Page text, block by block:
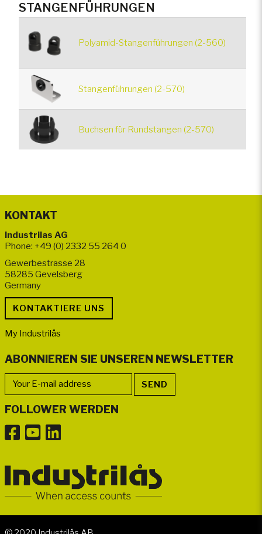
STANGENFÜHRUNGEN
Polyamid-Stangenführungen (2-560)
Stangenführungen (2-570)
Buchsen für Rundstangen (2-570)
KONTAKT
Industrilas AG
Phone: +49 (0) 2332 55 264 0
Gewerbestrasse 28
58285 Gevelsberg
Germany
My Industrilås
ABONNIEREN SIE UNSEREN NEWSLETTER
FOLLOWER WERDEN